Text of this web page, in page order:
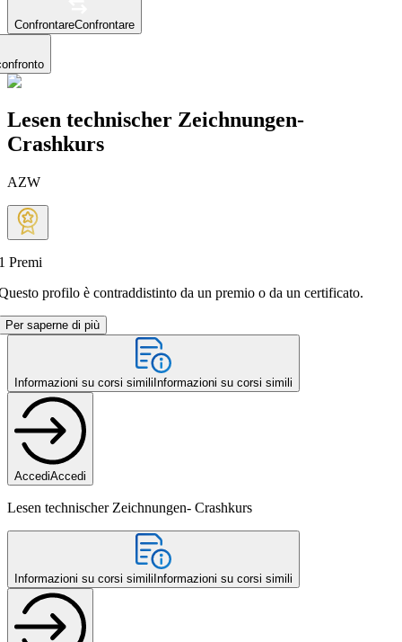
ConfrontareConfrontare
Lesen technischer Zeichnungen-
Crashkurs
AZW
Premi
profilo è contraddistinto da un premio o da un certificato.
Per saperne di più
Informazioni su corsi simili Informazioni su corsi simili
AccediAccedi
Lesen technischer Zeichnungen- Crashkurs
Informazioni su corsi simili Informazioni su corsi simili